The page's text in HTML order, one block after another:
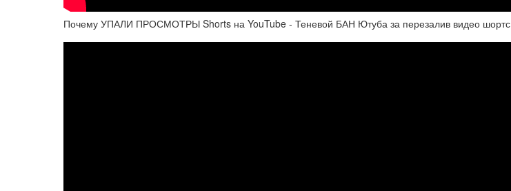
Почему УПАЛИ ПРОСМОТРЫ Shorts на YouTube - Теневой БАН Ютуба за перезалив видео шортс